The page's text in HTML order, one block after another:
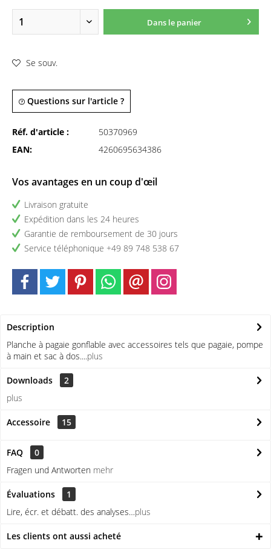
Dans le panier
Se souv.
Questions sur l'article ?
Réf. d'article :
50370969
EAN:
4260695634386
Vos avantages en un coup d'œil
Livraison gratuite
Expédition dans les 24 heures
Garantie de remboursement de 30 jours
Service téléphonique +49 89 748 538 67
Description
Planche à pagaie gonflable avec accessoires tels que pagaie, pompe
à main et sac à dos....plus
Downloads
2
plus
Accessoire 15
FAQ
0
Fragen und Antworten mehr
Évaluations
1
Lire, écr. et débatt. des analyses…plus
Les clients ont aussi acheté